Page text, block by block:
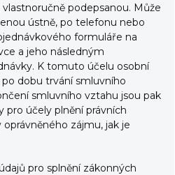
podepsanou. Může
ústně, po telefonu nebo
formuláře na
a jeho následným
K tomuto účelu osobní
po dobu trvání smluvního
smluvního vztahu jsou pak
pro účely plnění právních
zájmu, jak je
splnění zákonných